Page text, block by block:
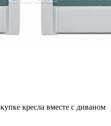
кресла вместе с диваном